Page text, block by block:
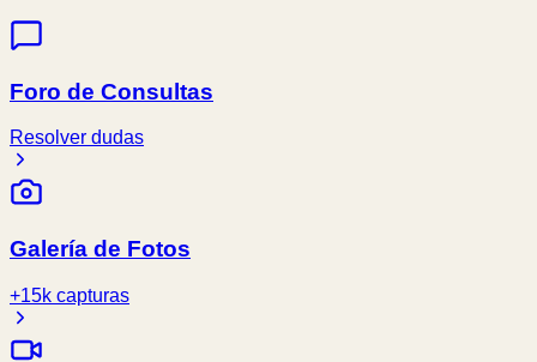
Foro de Consultas
Resolver dudas
Galería de Fotos
+15k capturas